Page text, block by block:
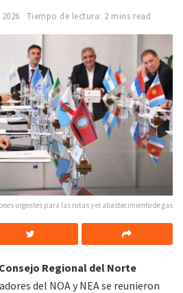
Tiempo de lectura: 2 mins read
urgentes para las rutas y el abastecimiento de gas
Regional del Norte
del NOA y NEA se reunieron